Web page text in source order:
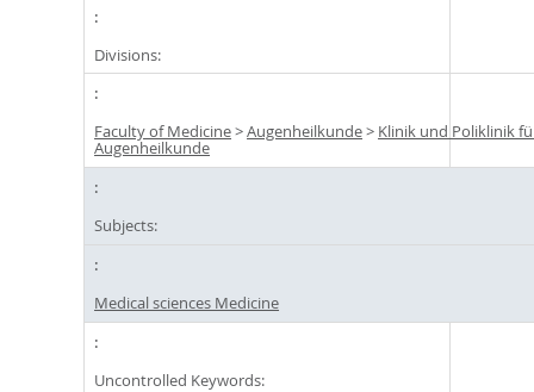
Divisions:
Faculty of Medicine>Augenheilkunde> Klinik und Poliklinik
Augenheilkunde
Subjects:
Medical sciences Medicine
Uncontrolled Keywords: